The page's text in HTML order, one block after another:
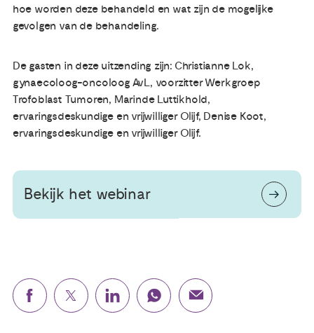
hoe worden deze behandeld en wat zijn de mogelijke
gevolgen van de behandeling.
De gasten in deze uitzending zijn: Christianne Lok,
gynaecoloog-oncoloog AvL, voorzitter Werkgroep
Trofoblast Tumoren, Marinde Luttikhold,
ervaringsdeskundige en vrijwilliger Olijf, Denise Koot,
ervaringsdeskundige en vrijwilliger Olijf.
Bekijk het webinar